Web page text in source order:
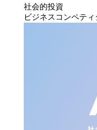
社会的投資
ビジネスコンペティ